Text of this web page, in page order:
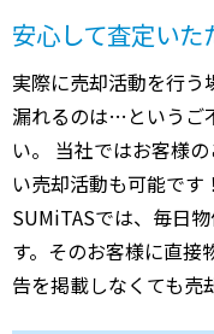
安心して査定い
実際に売却活動を行
漏れるのは…というご
い。 当社ではお客様
い売却活動も可能です！
SUMiTASでは、毎日
す。そのお客様に直接
告を掲載しなくても売